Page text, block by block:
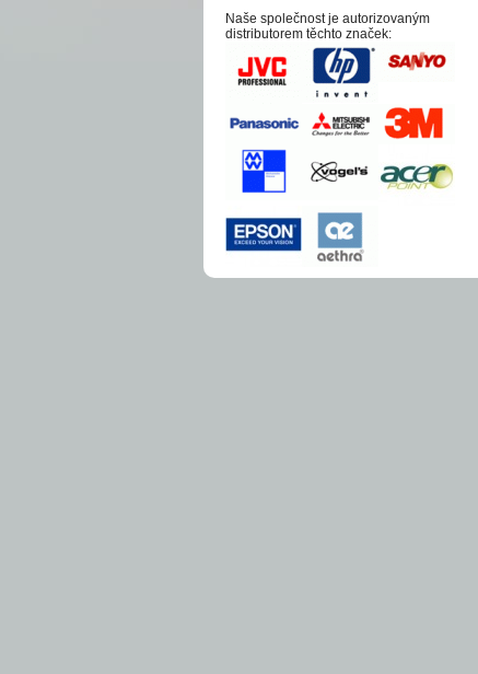
Naše společnost je auto­­ri­zo­va­ným
distri­bu­to­­rem těchto zna­ček: